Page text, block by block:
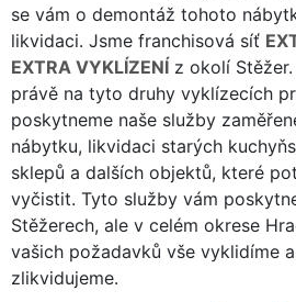
se vám o demontáž tohoto
likvidaci. Jsme franchisová síť
EXTRA VYKLÍZENÍ z okolí
právě na tyto druhy vyklízecích
poskytneme naše služby
nábytku, likvidaci starých
sklepů a dalších objektů, které
vyčistit. Tyto služby vám
Stěžerech, ale v celém okrese
vašich požadavků vše vyklidíme
zlikvidujeme.